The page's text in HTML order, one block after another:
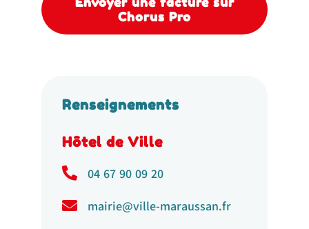
Chorus Pro
Renseignements
Hôtel de Ville
04 67 90 09 20
mairie@ville-maraussan.fr